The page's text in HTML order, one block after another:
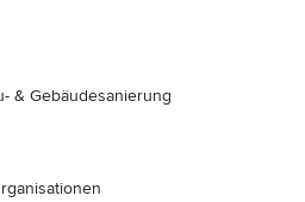
& Gebäudesanierung